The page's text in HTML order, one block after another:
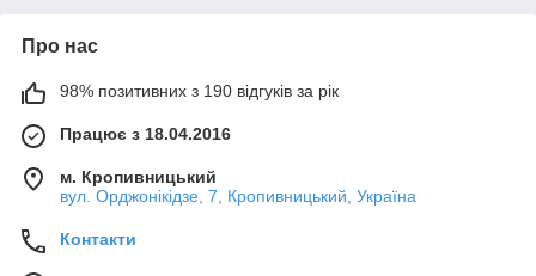
Про нас
98% позитивних з 190 відгуків за рік
Працює з 18.04.2016
м. Кропивницький
вул. Орджонікідзе, 7, Кропивницький, Україна
Контакти